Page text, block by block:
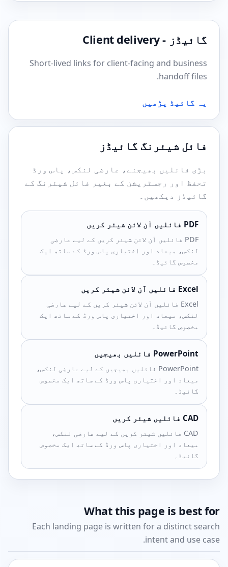
گائیڈز - Client delivery
Short-lived links for client-facing and business
handoff files.
یہ گائیڈ پڑھیں
فائل شیئرنگ گائیڈز
بڑی فائلیں بھیجنے، عارضی لنکس، پاس ورڈ
تحفظ اور رجسٹریشن کے بغیر فائل شیئرنگ کے
گائیڈز دیکھیں۔
PDF فائلیں آن لائن شیئر کریں
PDF فائلیں آن لائن شیئر کریں کے لیے عارضی
لنکس، میعاد اور اختیاری پاس ورڈ کے ساتھ ایک
مخصوص گائیڈ۔
Excel فائلیں آن لائن شیئر کریں
Excel فائلیں آن لائن شیئر کریں کے لیے عارضی
لنکس، میعاد اور اختیاری پاس ورڈ کے ساتھ ایک
مخصوص گائیڈ۔
PowerPoint فائلیں بھیجیں
PowerPoint فائلیں بھیجیں کے لیے عارضی لنکس،
میعاد اور اختیاری پاس ورڈ کے ساتھ ایک مخصوص
گائیڈ۔
CAD فائلیں شیئر کریں
CAD فائلیں شیئر کریں کے لیے عارضی لنکس،
میعاد اور اختیاری پاس ورڈ کے ساتھ ایک مخصوص
گائیڈ۔
What this page is best for
Each landing page is written for a distinct search
intent and use case.